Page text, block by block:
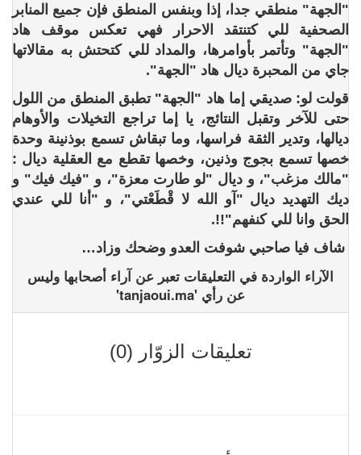
"الجهة" منطقي جدا، إذا وبنفس المنطق فإن جميع المنابر
الصحفية للي كتنتقد الاحرار فهي تعكس موقف هاد
"الجهة" وتأتمر بأوامرها، والمداد للي كتحتش به مقالاتها
جاي من المحبرة ديال هاد "الجهة".
قولت لو: صديقي إما هاد "الجهة" تطبق المنطق من اللول
حتى للآخر وتقبل النتائج، يا إما تراجع التخيلات والأوهام
ديالها، وتدير الثقة فراسها، وما تبقاش تسمع بوذنينة وحدة
خصها تسمع بجوج وذنين، وخصها تقطع مع العقلية ديال :
"مالك مزغب"، و ديال "لو طارت معزة"، و "فيك فيك" و
ديك التهديد ديال "آو الله لا قْطَعْتي"، و "أنا للي عندي
الحق وانا للي كنفهم"!!.
شاف فيا صاحبي شوفت العدو وضحك وزاد…
الآراء الواردة في التعليقات تعبر عن آراء أصحابها وليس
عن رأي 'tanjaoui.ma'
تعليقات الزوّار (0)